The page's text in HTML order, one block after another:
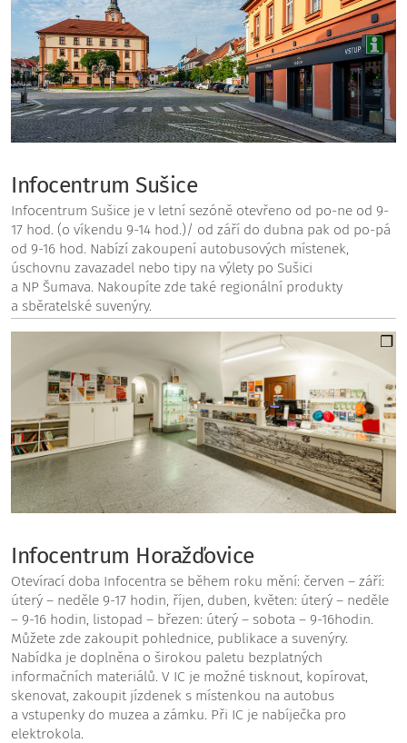
Infocentrum Sušice
Infocentrum Sušice je v letní sezóně otevřeno od po-ne od 9-
17 hod. (o víkendu 9-14 hod.)/ od září do dubna pak od po-pá
od 9-16 hod. Nabízí zakoupení autobusových místenek,
úschovnu zavazadel nebo tipy na výlety po Sušici
a NP Šumava. Nakoupíte zde také regionální produkty
a sběratelské suvenýry.
Infocentrum Horažďovice
Otevírací doba Infocentra se během roku mění: červen – září:
úterý – neděle 9-17 hodin, říjen, duben, květen: úterý – neděle
– 9-16 hodin, listopad – březen: úterý – sobota – 9-16hodin.
Můžete zde zakoupit pohlednice, publikace a suvenýry.
Nabídka je doplněna o širokou paletu bezplatných
informačních materiálů. V IC je možné tisknout, kopírovat,
skenovat, zakoupit jízdenek s místenkou na autobus
a vstupenky do muzea a zámku. Při IC je nabíječka pro
elektrokola.